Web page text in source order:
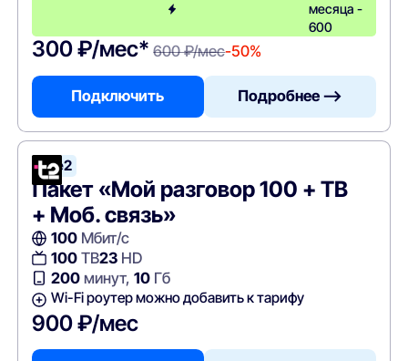
месяца -
600
300 ₽/мес* 600 ₽/мес-50%
Подключить Подробнее —>
Tele2
Пакет «Мой разговор 100 + ТВ
+ Моб. связь»
100Мбит/с
100ТВ23HD
200минут, 10Гб
Wi-Fi роутер можно добавить к тарифу
900 ₽/мес